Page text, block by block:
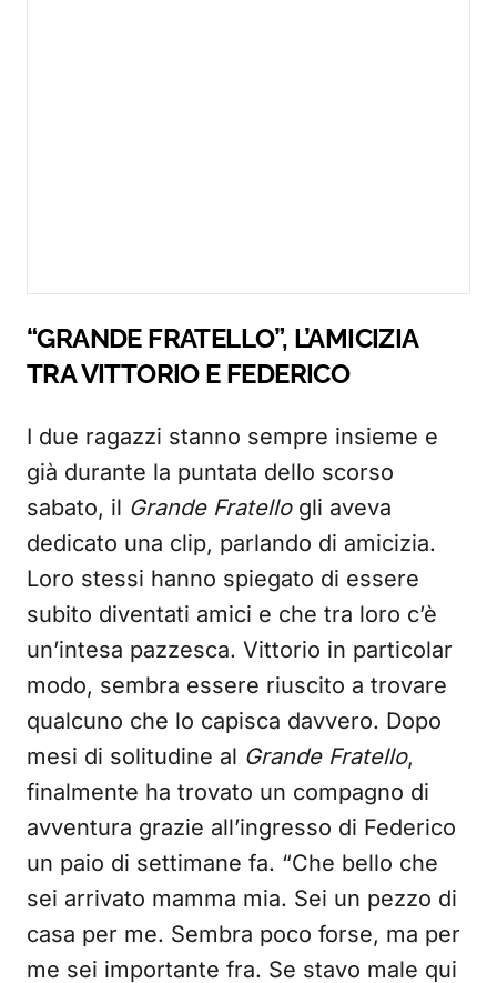
“GRANDE FRATELLO”, L’AMICIZIA
TRA VITTORIO E FEDERICO
I due ragazzi stanno sempre insieme e
già durante la puntata dello scorso
sabato, il Grande Fratellogli aveva
dedicato una clip, parlando di amicizia.
Loro stessi hanno spiegato di essere
subito diventati amici e che tra loro c’è
un’intesa pazzesca. Vittorio in particolar
modo, sembra essere riuscito a trovare
qualcuno che lo capisca davvero. Dopo
mesi di solitudine al Grande Fratello,
finalmente ha trovato un compagno di
avventura grazie all’ingresso di Federico
un paio di settimane fa. “Che bello che
sei arrivato mamma mia. Sei un pezzo di
casa per me. Sembra poco forse, ma per
me sei importante fra. Se stavo male qui